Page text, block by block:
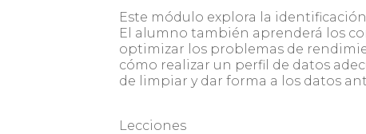
Este módulo explora la
El alumno también aprenderá los
optimizar los problemas de
cómo realizar un perfil de datos
de limpiar y dar forma a los datos
Lecciones